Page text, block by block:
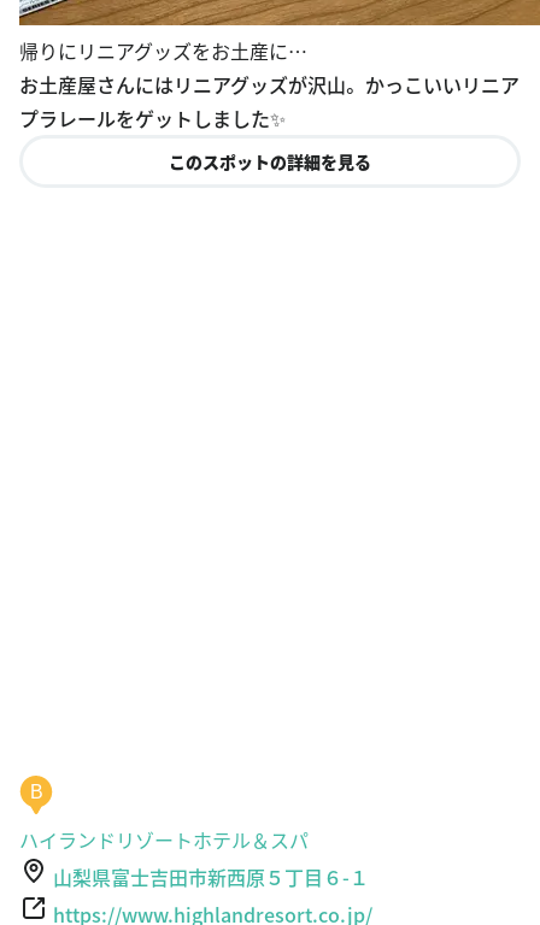
帰りにリニアグッズをお土産に…
お土産屋さんにはリニアグッズが沢山。 かっこいいリニア
プラレールをゲットしました✨
このスポットの詳細を見る
B
ハイランドリゾートホテル＆スパ
山梨県富士吉田市新西原５丁目６-１
https://www.highlandresort.co.jp/